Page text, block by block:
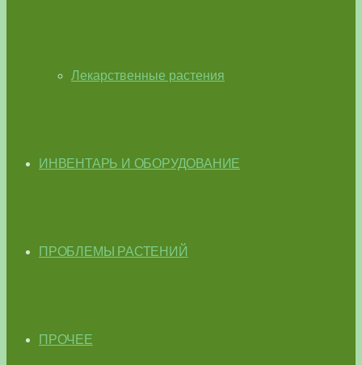
Лекарственные растения
ИНВЕНТАРЬ И ОБОРУДОВАНИЕ
ПРОБЛЕМЫ РАСТЕНИЙ
ПРОЧЕЕ